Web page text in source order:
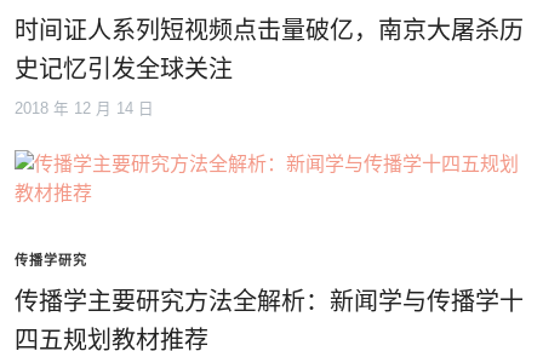
时间证人系列短视频点击量破亿，南京大屠杀历
史记忆引发全球关注
2018 年 12 月 14 日
传播学研究
传播学主要研究方法全解析：新闻学与传播学十
四五规划教材推荐